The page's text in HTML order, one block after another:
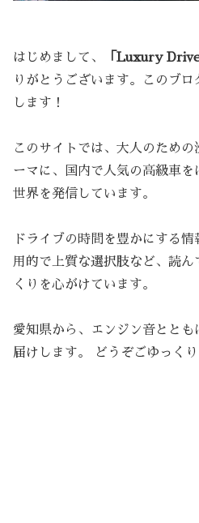
はじめまして、 「Luxury
りがとうございます。このブ
します！
このサイトでは、大人のため
ーマに、国内で人気の高級車
世界を発信しています。
ドライブの時間を豊かにする
用的で上質な選択肢など、読
くりを心がけています。
愛知県から、エンジン音とと
届けします。 どうぞごゆっくり